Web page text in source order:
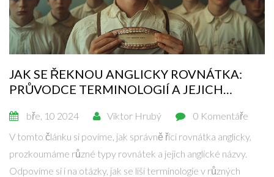
JAK SE ŘEKNOU ANGLICKY ROVNÁTKA:
PRŮVODCE TERMINOLOGIÍ A JEJICH
bře, 10 2024 Viktor Hrubý
0 Komentáře
V tomto článku si povíme, jak správně říci rovnátka anglicky,
prozkoumáme různé typy rovnátek a jejich anglické názvy.
Odpovíme si i na otázky, jak se liší terminologie v různých